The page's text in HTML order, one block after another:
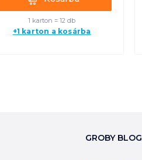
1 karton = 12 db
+1 karton a kosárba
GROBY BLOG